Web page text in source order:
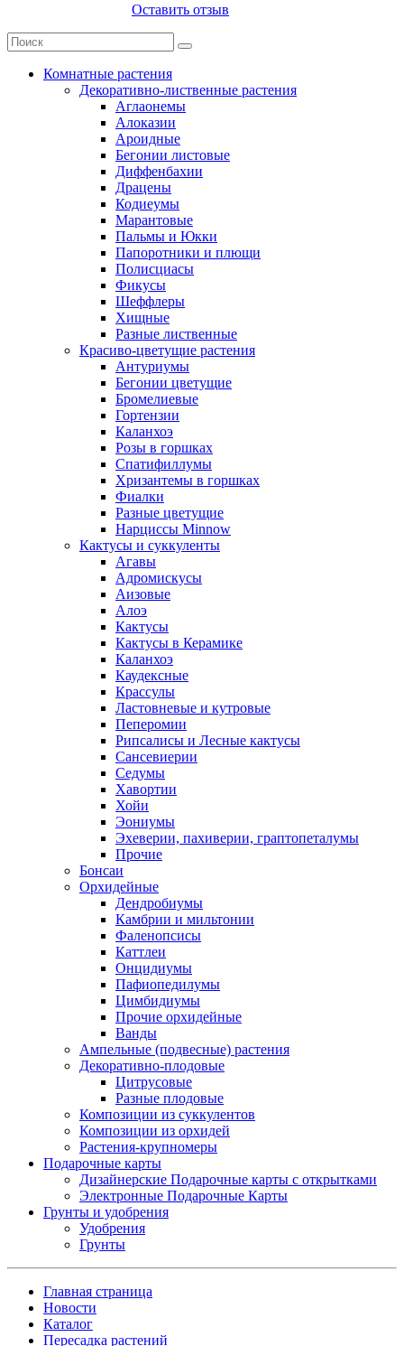
Оставить отзыв
Комнатные растения
Декоративно-лиственные растения
Аглаонемы
Алоказии
Ароидные
Бегонии листовые
Диффенбахии
Драцены
Кодиеумы
Марантовые
Пальмы и Юкки
Папоротники и плющи
Полисциасы
Фикусы
Шеффлеры
Хищные
Разные лиственные
Красиво-цветущие растения
Антуриумы
Бегонии цветущие
Бромелиевые
Гортензии
Каланхоэ
Розы в горшках
Спатифиллумы
Хризантемы в горшках
Фиалки
Разные цветущие
Нарциссы Minnow
Кактусы и суккуленты
Агавы
Адромискусы
Аизовые
Алоэ
Кактусы
Кактусы в Керамике
Каланхоэ
Каудексные
Крассулы
Ластовневые и кутровые
Пеперомии
Рипсалисы и Лесные кактусы
Сансевиерии
Седумы
Хавортии
Хойи
Эониумы
Эхеверии, пахиверии, граптопеталумы
Прочие
Бонсаи
Орхидейные
Дендробиумы
Камбрии и мильтонии
Фаленопсисы
Каттлеи
Онцидиумы
Пафиопедилумы
Цимбидиумы
Прочие орхидейные
Ванды
Ампельные (подвесные) растения
Декоративно-плодовые
Цитрусовые
Разные плодовые
Композиции из суккулентов
Композиции из орхидей
Растения-крупномеры
Подарочные карты
Дизайнерские Подарочные карты с открытками
Электронные Подарочные Карты
Грунты и удобрения
Удобрения
Грунты
Главная страница
Новости
Каталог
Пересадка растений